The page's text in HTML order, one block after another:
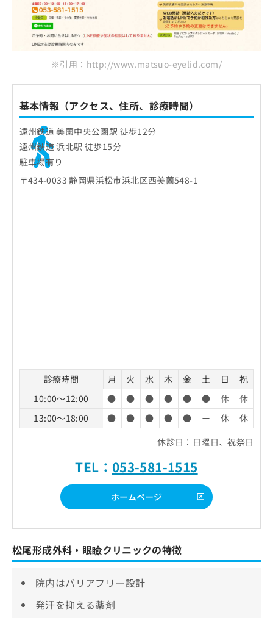
※引用：http://www.matsuo-eyelid.com/
基本情報（アクセス、住所、診療時間）
遠州鉄道 美薗中央公園駅 徒歩12分
遠州鉄道 浜北駅 徒歩15分
駐車場有り
〒434-0033 静岡県浜松市浜北区西美薗548-1
診療時間 月 火 水 木 金 土 日
祝
10:00～12:00
● ● ● ● ● ● 休
休
13:00～18:00
● ● ● ● ● ー 休
休
休診日：日曜日、祝祭日
TEL： 053-581-1515
ホームページ
松尾形成外科・眼瞼クリニックの特徴
院内はバリアフリー設計
発汗を抑える薬剤